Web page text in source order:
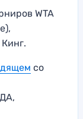
WTA
со